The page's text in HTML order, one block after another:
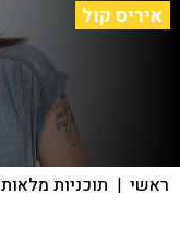
איריס קול
ראשי | תוכניות מלאות